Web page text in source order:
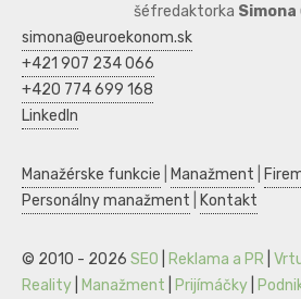
šéfredaktorka Simona
simona@euroekonom.sk
+421 907 234 066
+420 774 699 168
LinkedIn
Manažérske funkcie Manažment
Personálny manažment
Kontakt
© 2010 - 2026 SEO Reklama a PR
Reality
Manažment Prijímáčky